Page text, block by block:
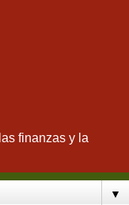
finanzas y la
▼